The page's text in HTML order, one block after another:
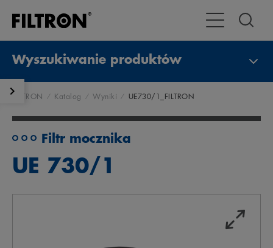
Przełącz
Wyszukiwanie produktów
FILTRON Katalog Wyniki UE730/1_FILTRON
Filtr mocznika
UE 730/1